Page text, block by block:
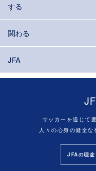
する
関わる
JFA
サッカーを通じて
人々の心身の健全な
JFAの理念